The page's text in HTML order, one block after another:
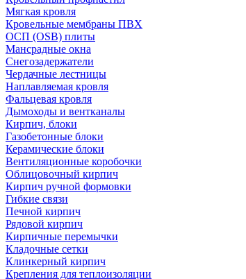
Мягкая кровля
Кровельные мембраны ПВХ
ОСП (OSB) плиты
Мансрадные окна
Снегозадержатели
Чердачные лестницы
Наплавляемая кровля
Фальцевая кровля
Дымоходы и вентканалы
Кирпич, блоки
Газобетонные блоки
Керамические блоки
Вентиляционные коробочки
Облицовочный кирпич
Кирпич ручной формовки
Гибкие связи
Печной кирпич
Рядовой кирпич
Кирпичные перемычки
Кладочные сетки
Клинкерный кирпич
Крепления для теплоизоляции